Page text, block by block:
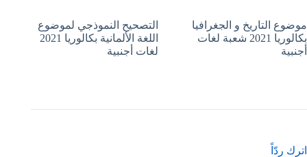
موضوع التاريخ و الجغرافيا
بكالوريا 2021 شعبة لغات
أجنبية
التصحيح النموذجي لموضوع
اللغة الألمانية بكالوريا 2021
لغات أجنبية
اترك ردّاً